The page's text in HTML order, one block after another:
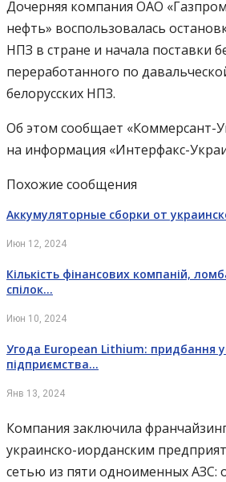
Дочерняя компания ОАО
нефть» воспользовалась
НПЗ в стране и начала поставки
переработанного по
белорусских НПЗ.
Об этом сообщает «Коммерсант-
на информация «Интерфакс-
Похожие сообщения
Аккумуляторные сборки от
Июн 12, 2024
Кількість фінансових компаній,
спілок…
Июн 10, 2024
Угода European Lithium: придбання
підприємства…
Янв 13, 2024
Компания заключила
украинско-иорданским
сетью из пяти одноименных АЗС: